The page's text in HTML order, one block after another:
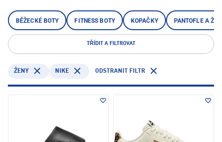
BĚŽECKÉ BOTY FITNESS BOTY KOPAČKY PANTOFLE A
TŘÍDIT A FILTROVAT
ŽENY NIKE ODSTRANIT FILTR